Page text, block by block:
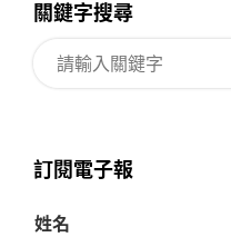
關鍵字搜尋
訂閱電子報
姓名